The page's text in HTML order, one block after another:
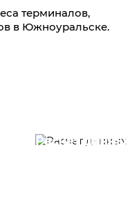
терминалов,
в Южноуральске.
Расчет